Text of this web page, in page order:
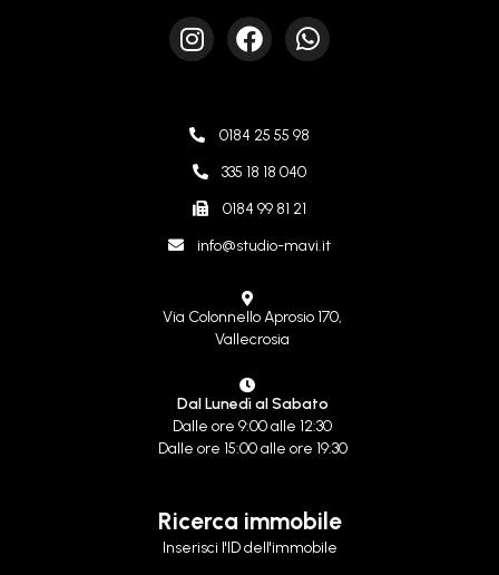
0184 25 55 98
335 18 18 040
0184 99 81 21
info@studio-mavi.it
Via Colonnello Aprosio 170,
Vallecrosia
Dal Lunedì al Sabato
Dalle ore 9:00 alle 12:30
Dalle ore 15:00 alle ore 19:30
Ricerca immobile
Inserisci l'ID dell'immobile